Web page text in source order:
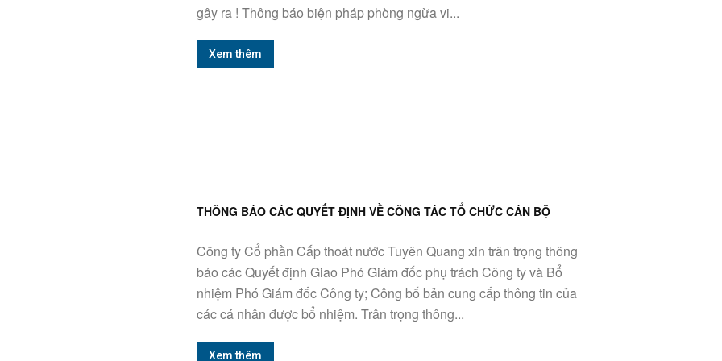
gây ra ! Thông báo biện pháp phòng ngừa vi...
Xem thêm
THÔNG BÁO CÁC QUYẾT ĐỊNH VỀ CÔNG TÁC TỔ CHỨC CÁN BỘ
Công ty Cổ phần Cấp thoát nước Tuyên Quang xin trân trọng thông
báo các Quyết định Giao Phó Giám đốc phụ trách Công ty và Bổ
nhiệm Phó Giám đốc Công ty; Công bố bản cung cấp thông tin của
các cá nhân được bổ nhiệm. Trân trọng thông...
Xem thêm